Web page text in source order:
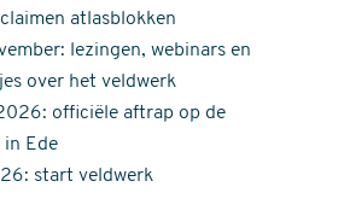
atlasblokken
lezingen, webinars en
over het veldwerk
officiële aftrap op de
in Ede
start veldwerk